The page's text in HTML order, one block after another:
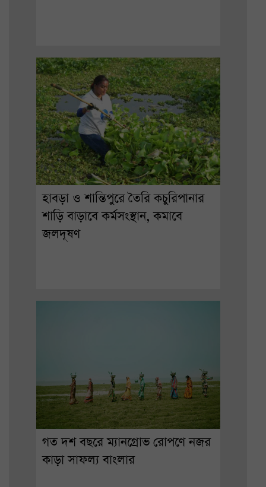
হাবড়া ও শান্তিপুরে তৈরি কচুরিপানার
শাড়ি বাড়াবে কর্মসংস্থান, কমাবে
জলদূষণ
গত দশ বছরে ম্যানগ্রোভ রোপণে নজর
কাড়া সাফল্য বাংলার